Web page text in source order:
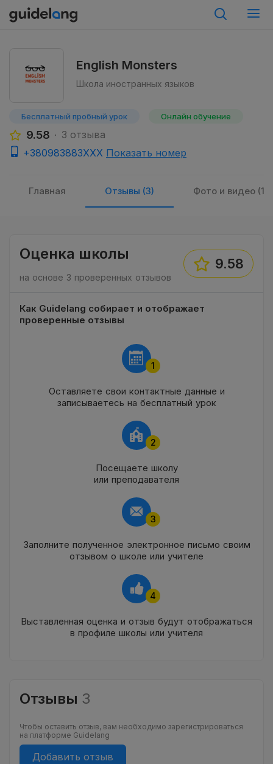
English Monsters
Школа иностранных языков
Бесплатный пробный урок Онлайн обучение
9.58
3 отзыва
+380983883XXX Показать номер
Главная Отзывы (3) Фото и видео (1)
Оценка школы
на основе 3 проверенных отзывов
9.58
Как Guidelang собирает и отображает
проверенные отзывы
1
Оставляете свои контактные данные и
записываетесь на бесплатный урок
2
Посещаете школу
или преподавателя
3
Заполните полученное электронное письмо своим
отзывом о школе или учителе
4
Выставленная оценка и отзыв будут отображаться
в профиле школы или учителя
Отзывы 3
Чтобы оставить отзыв, вам необходимо зарегистрироваться
на платформе Guidelang
Добавить отзыв